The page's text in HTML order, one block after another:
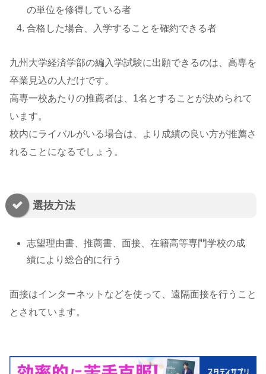
の単位を修得している者
合格した場合、入学することを確約できる者
九州大学経済学部の編入学試験に出願できるのは、高専を
卒業見込の人だけです。
高専一校あたりの推薦者は、1名とすることが決められて
います。
校内にライバルがいる場合は、より成績の良い方が推薦さ
れることになるでしょう。
選抜方法
志望理由書、推薦書、面接、在籍高等専門学校の成
績により総合的に行う
面接はインターネットなどを使って、遠隔面接を行うこと
とされています。